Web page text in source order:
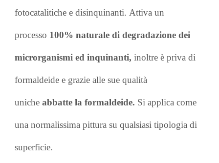
fotocatalitiche e disinquinanti. Attiva un
processo 100% naturale di degradazione dei
microrganismi ed inquinanti, inoltre è priva di
formaldeide e grazie alle sue qualità
uniche abbatte la formaldeide. Si applica come
una normalissima pittura su qualsiasi tipologia di
superficie.